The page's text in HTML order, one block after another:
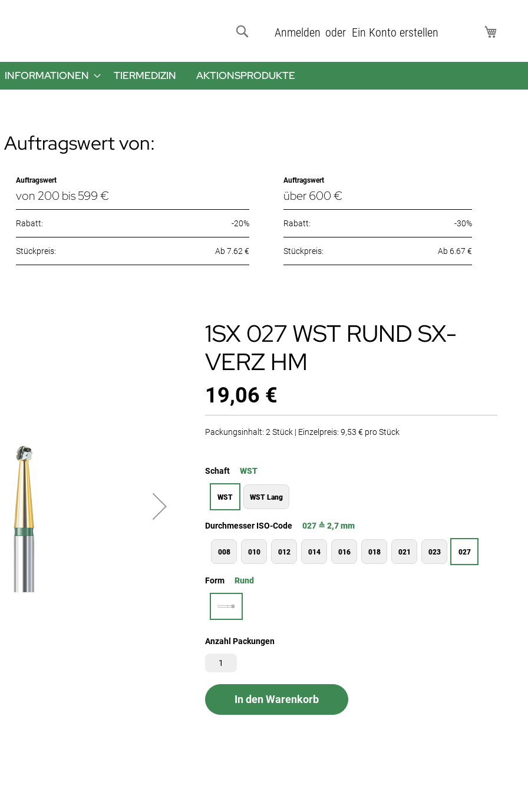
Direkt
Inhalt
Anmelden Ein Konto erstellen
INFORMATIONEN TIERMEDIZIN AKTIONSPRODUKTE
von:
Auftragswert
von 200 bis 599 €
Auftragswert
über 600 €
Rabatt: -20% Rabatt: -30%
Ab 7.62 € Ab 6.67 €
1SX 027 WST RUND SX-
VERZ HM
19,06 €
Packungsinhalt: 2 Stück | Einzelpreis: 9,53 € pro Stück
Schaft WST
WST WST Lang
Durchmesser ISO-Code 027 ≙ 2,7 mm
008 010 012 014 016 018 021 023 027
Form Rund
Anzahl Packungen
In den Warenkorb